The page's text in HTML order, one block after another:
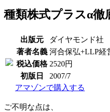
種類株式プラスα徹
出版元
ダイヤモンド社
著者名義 河合保弘+LLP経
税込価格 2520円
初版日
2007/7
アマゾンで購入する
ご不明な点は、